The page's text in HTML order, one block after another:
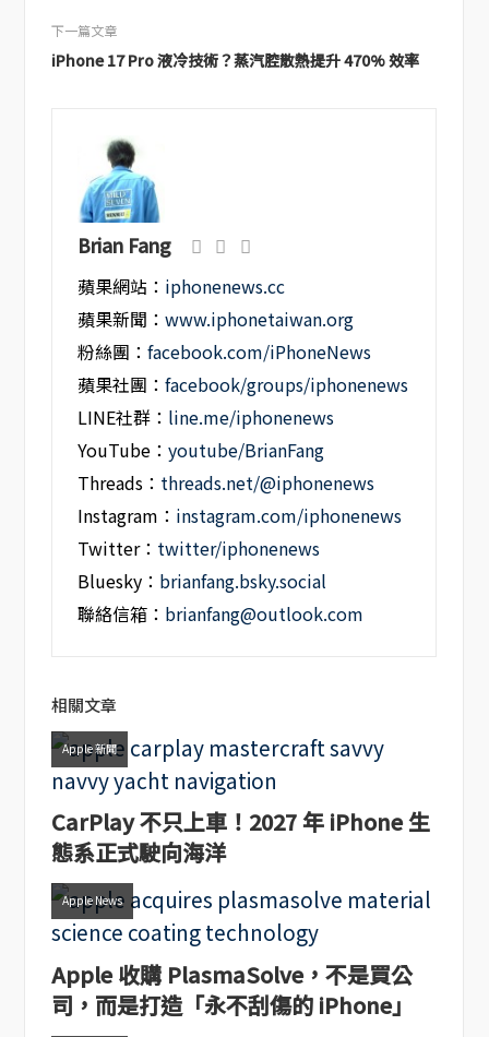
下一篇文章
iPhone 17 Pro 液冷技術？蒸汽腔散熱提升 470% 效率
Brian Fang
蘋果網站： iphonenews.cc
蘋果新聞：www.iphonetaiwan.org
粉絲團：facebook.com/iPhoneNews
蘋果社團：facebook/groups/iphonenews
LINE社群： line.me/iphonenews
YouTube：youtube/BrianFang
Threads： threads.net/@iphonenews
Instagram： instagram.com/iphonenews
Twitter： twitter/iphonenews
Bluesky： brianfang.bsky.social
聯絡信箱： brianfang@outlook.com
相關文章
Apple 新聞
CarPlay 不只上車！2027 年 iPhone 生
態系正式駛向海洋
Apple News
Apple 收購 PlasmaSolve，不是買公
司，而是打造「永不刮傷的 iPhone」